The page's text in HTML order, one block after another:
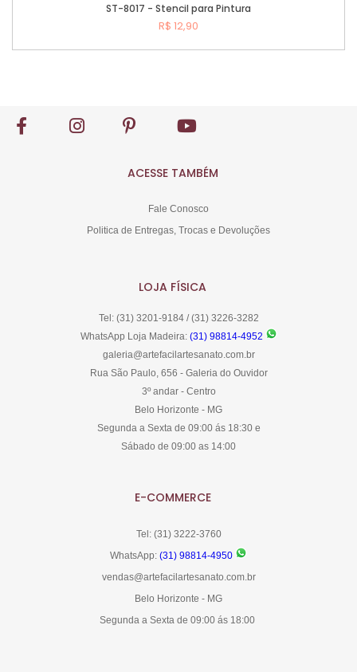
ST-8017 - Stencil para Pintura
R$ 12,90
ACESSE TAMBÉM
Fale Conosco
Politica de Entregas, Trocas e Devoluções
LOJA FÍSICA
Tel: (31) 3201-9184 / (31) 3226-3282
WhatsApp Loja Madeira: (31) 98814-4952
galeria@artefacilartesanato.com.br
Rua São Paulo, 656 - Galeria do Ouvidor
3º andar - Centro
Belo Horizonte - MG
Segunda a Sexta de 09:00 ás 18:30 e
Sábado de 09:00 as 14:00
E-COMMERCE
Tel: (31) 3222-3760
WhatsApp: (31) 98814-4950
vendas@artefacilartesanato.com.br
Belo Horizonte - MG
Segunda a Sexta de 09:00 ás 18:00